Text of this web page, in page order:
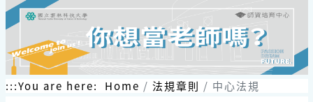
:::You are here: Home 法規章則 中心法規